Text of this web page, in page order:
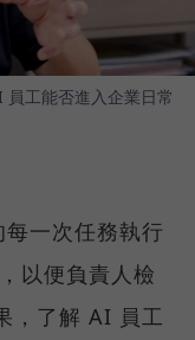
工能否進入企業日常
一次任務執行
以便負責人檢
，了解 AI 員工